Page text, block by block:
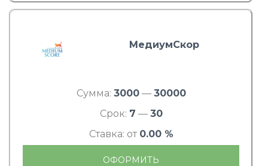
МедиумСкор
Сумма: 3000— 30000
Срок: 7 — 30
Ставка: от 0.00 %
ОФОРМИТЬ